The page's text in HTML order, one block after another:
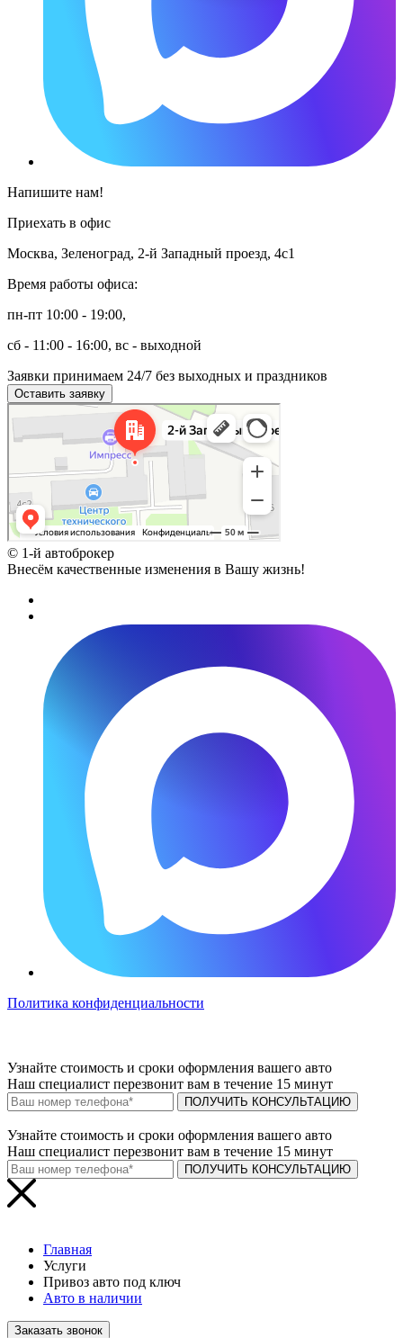
Напишите нам!
Приехать в офис
Москва, Зеленоград, 2-й Западный проезд, 4с1
Время работы офиса:
пн-пт 10:00 - 19:00,
сб - 11:00 - 16:00, вс - выходной
Заявки принимаем 24/7 без выходных и праздников
Оставить заявку
Москва
2-й Западный проезд, 4с1 на карте Зеленограда
© 1-й автоброкер
Внесём качественные изменения в Вашу жизнь!
Политика конфиденциальности
Узнайте стоимость и сроки оформления вашего авто
Наш специалист перезвонит вам в течение 15 минут
ПОЛУЧИТЬ КОНСУЛЬТАЦИЮ
Узнайте стоимость и сроки оформления вашего авто
Наш специалист перезвонит вам в течение 15 минут
ПОЛУЧИТЬ КОНСУЛЬТАЦИЮ
Главная
Услуги
Привоз авто под ключ
Авто в наличии
Заказать звонок